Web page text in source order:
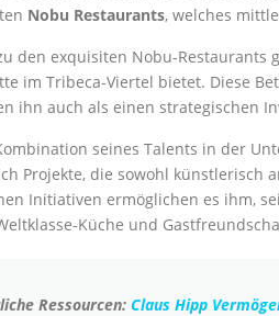
Nobu Restaurants, welches
den exquisiten Nobu-Restaurants
im Tribeca-Viertel bietet. Diese
ihn auch als einen strategischen
seines Talents in der
Projekte, die sowohl künstlerisch
Initiativen ermöglichen es ihm,
Küche und
Ressourcen: Claus Hipp